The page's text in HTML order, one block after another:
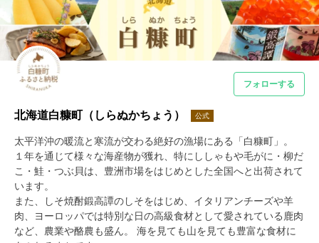
フォローする
北海道白糠町（しらぬかちょう） 公式
太平洋沖の暖流と寒流が交わる絶好の漁場にある「白糠町」。
１年を通じて様々な海産物が獲れ、特にししゃもや毛がに・柳だ
こ・鮭・つぶ貝は、豊洲市場をはじめとした全国へと出荷されて
います。
また、しそ焼酎鍛高譚のしそをはじめ、イタリアンチーズや羊
肉、ヨーロッパでは特別な日の高級食材として愛されている鹿肉
など、農業や酪農も盛ん。 海を見ても山を見ても豊富な食材に